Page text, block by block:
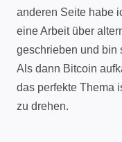
anderen Seite habe
eine Arbeit über
geschrieben und bin
Als dann Bitcoin
das perfekte Thema
zu drehen.